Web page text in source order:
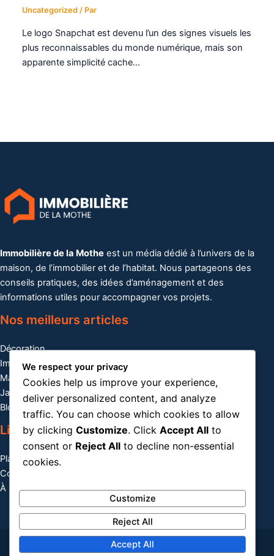
Uncategorized / Par
Le logo Snapchat est devenu l’un des signes visuels les
plus reconnaissables du monde numérique, mais son
apparente simplicité cache…
Immobilière de la Mothe est un média dédié à l’univers de la
maison, de l’immobilier et de l’habitat. Nous partageons des
conseils pratiques, des idées d’aménagement et des
informations utiles pour accompagner vos projets.
Nos meilleurs articles
Décoration
Immobilier
Maison
Jardin
Blog
Liens utiles
Plan du site
Contact
À propos
Copyright © 2026
We respect your privacy
Cookies help us improve your experience,
deliver personalized content, and analyze
traffic. You can choose which cookies to allow
by clicking Customize. Click Accept All to
consent or Reject All to decline non-essential
cookies.
Customize
Reject All
Accept All